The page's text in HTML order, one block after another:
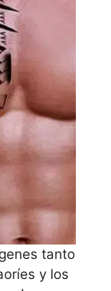
tanto
y los